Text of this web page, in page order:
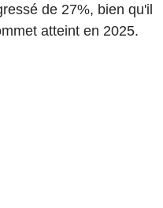
de 27%, bien qu'il
atteint en 2025.